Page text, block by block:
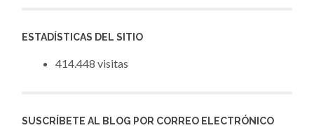
ESTADÍSTICAS DEL SITIO
414.448 visitas
SUSCRÍBETE AL BLOG POR CORREO ELECTRÓNICO